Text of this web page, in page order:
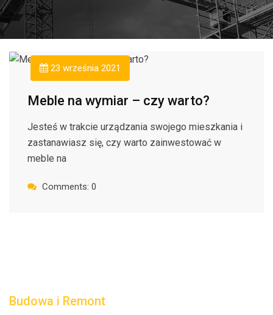
23 września 2021
Meble na wymiar – czy warto?
Jesteś w trakcie urządzania swojego mieszkania i
zastanawiasz się, czy warto zainwestować w
meble na
Comments: 0
Budowa i Remont